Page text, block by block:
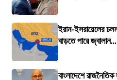
ইরান-ইসরায়েলের
বাড়তে পারে জ্বালান...
বাংলাদেশে